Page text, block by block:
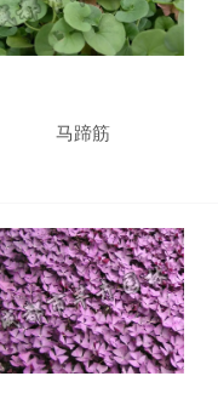
马蹄筋